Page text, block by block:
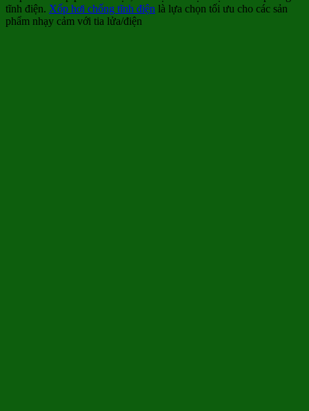
tĩnh điện. Xốp hơi chống tĩnh điện là lựa chọn tối ưu cho các sản
phẩm nhạy cảm với tia lửa/điện